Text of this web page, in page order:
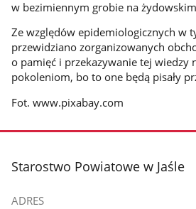
w bezimiennym grobie na
Ze względów epidemiologicznych w
przewidziano zorganizowanych
o pamięć i przekazywanie tej wiedzy
pokoleniom, bo to one będą pisały
Fot. www.pixabay.com
stopka
Starostwo Powiatowe w Jaśle
ADRES